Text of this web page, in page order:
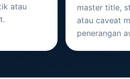
atau
master title,
atau caveat
penerangan